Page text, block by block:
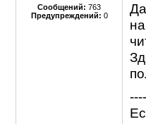
Сообщений: 763
Предупреждений: 0